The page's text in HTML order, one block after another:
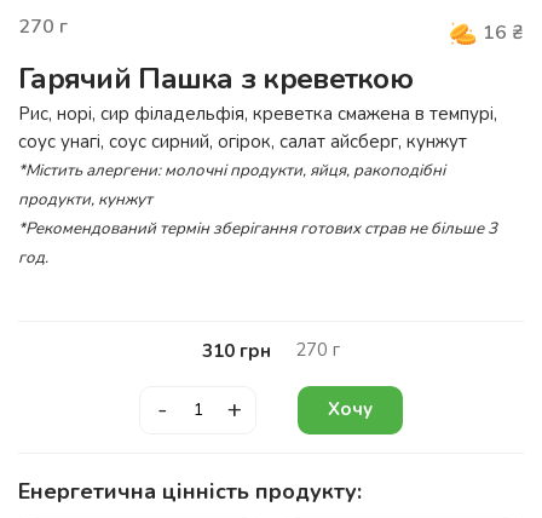
270 г 16 ₴
Гарячий Пашка з креветкою
Рис, норі, сир філадельфія, креветка смажена в темпурі,
соус унагі, соус сирний, огірок, салат айсберг, кунжут
*Містить алергени: молочні продукти, яйця, ракоподібні
продукти, кунжут
*Рекомендований термін зберігання готових страв не більше 3
год.
310 грн 270 г
- + Хочу
Енергетична цінність продукту: